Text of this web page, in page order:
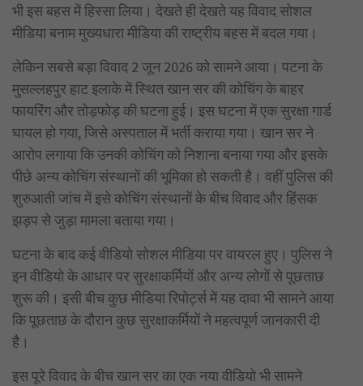
भी इस बहस में हिस्सा लिया। देखते ही देखते यह विवाद सोशल
मीडिया बनाम मुख्यधारा मीडिया की राष्ट्रीय बहस में बदल गया।
लेकिन सबसे बड़ा विवाद 2 जून 2026 को सामने आया। पटना के
मुसल्लहपुर हाट इलाके में स्थित खान सर की कोचिंग के बाहर
फायरिंग और तोड़फोड़ की घटना हुई। इस घटना में एक सुरक्षा गार्ड
घायल हो गया, जिसे अस्पताल में भर्ती कराया गया। खान सर ने
आरोप लगाया कि उनकी कोचिंग को निशाना बनाया गया और इसके
पीछे अन्य कोचिंग संस्थानों की भूमिका हो सकती है। वहीं पुलिस की
शुरुआती जांच में इसे कोचिंग संस्थानों के बीच विवाद और हिंसक
झड़प से जुड़ा मामला बताया गया।
घटना के बाद कई वीडियो सोशल मीडिया पर वायरल हुए। पुलिस ने
इन वीडियो के आधार पर सुरक्षाकर्मियों और अन्य लोगों से पूछताछ
शुरू की। इसी बीच कुछ मीडिया रिपोर्ट्स में यह दावा भी सामने आया
कि पूछताछ के दौरान कुछ सुरक्षाकर्मियों ने महत्वपूर्ण जानकारी दी
है।
इस पूरे विवाद के बीच खान सर का एक नया वीडियो भी सामने